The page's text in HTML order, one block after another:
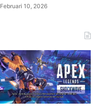
Februari 10, 2026